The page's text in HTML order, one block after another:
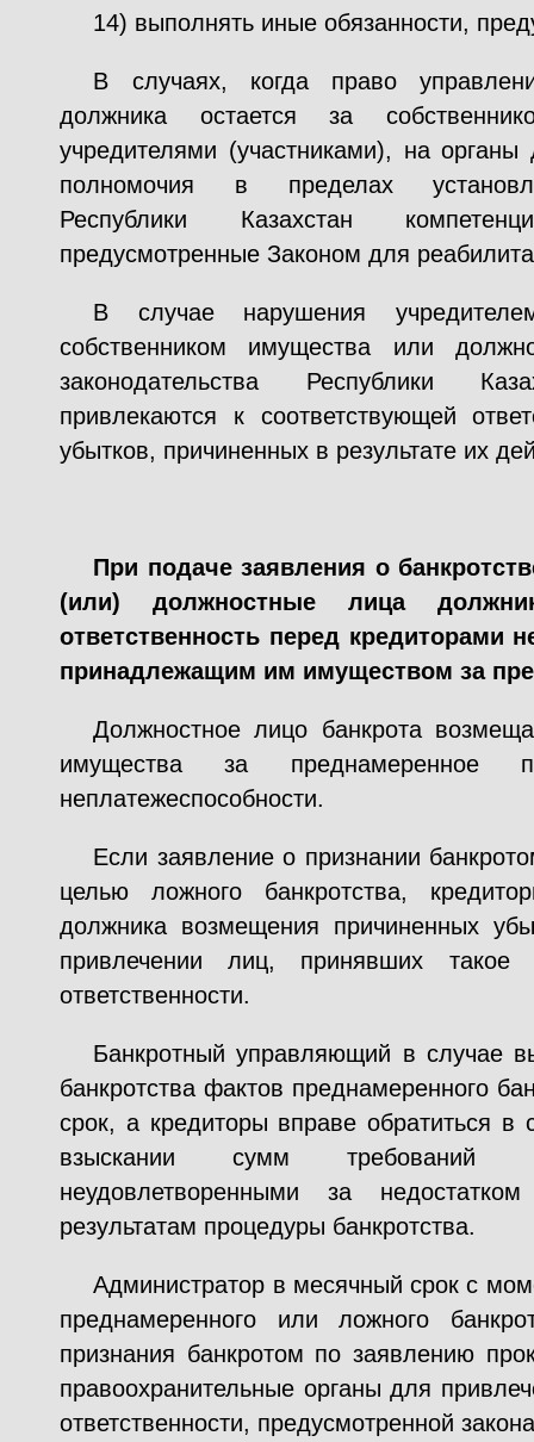
14) выполнять иные обязанности,
В случаях, когда право
должника остается за
учредителями (участниками), на органы
полномочия в пределах
Республики Казахстан
предусмотренные Законом для
В случае нарушения
собственником имущества или
законодательства Республики
привлекаются к соответствующей
убытков, причиненных в результате их
При подаче заявления о
(или) должностные лица
ответственность перед кредиторами
принадлежащим им имуществом за
Должностное лицо банкрота
имущества за преднамеренное
неплатежеспособности.
Если заявление о признании
целью ложного банкротства,
должника возмещения причиненных
привлечении лиц, принявших такое
ответственности.
Банкротный управляющий в случае
банкротства фактов преднамеренного
срок, а кредиторы вправе обратиться
взыскании сумм требований
неудовлетворенными за
результатам процедуры банкротства.
Администратор в месячный срок с
преднамеренного или ложного
признания банкротом по заявлению
правоохранительные органы для
ответственности, предусмотренной